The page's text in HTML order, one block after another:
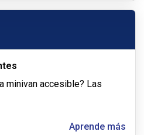
minivan accesible? Las
Aprende más